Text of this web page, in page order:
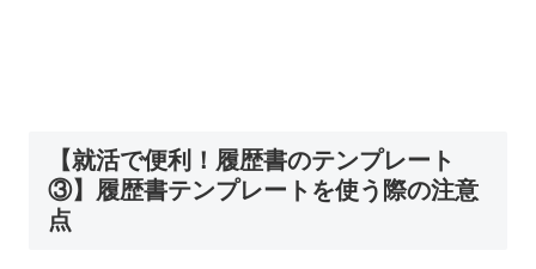
【就活で便利！履歴書のテンプレート
③】履歴書テンプレートを使う際の注意
点